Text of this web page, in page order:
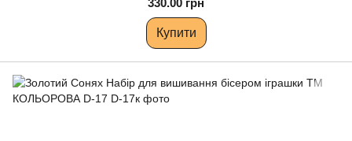
330.00 грн
Купити